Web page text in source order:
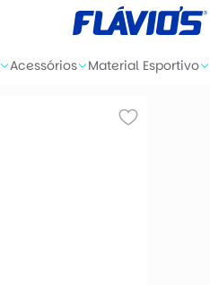
Acessórios Material Esportivo